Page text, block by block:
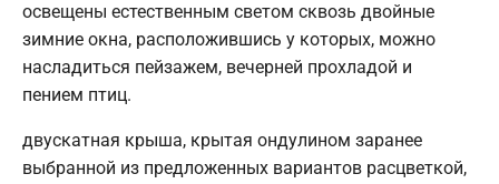
освещены естественным светом сквозь двойные
зимние окна, расположившись у которых, можно
насладиться пейзажем, вечерней прохладой и
пением птиц.
двускатная крыша, крытая ондулином заранее
выбранной из предложенных вариантов расцветкой,